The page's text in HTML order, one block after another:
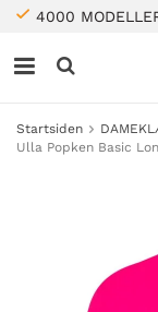
4000
Startsiden
Ulla Popken Basic